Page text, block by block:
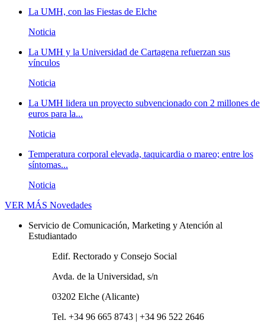
La UMH, con las Fiestas de Elche
Noticia
La UMH y la Universidad de Cartagena refuerzan sus
vínculos
Noticia
La UMH lidera un proyecto subvencionado con 2 millones de
euros para la...
Noticia
Temperatura corporal elevada, taquicardia o mareo; entre los
síntomas...
Noticia
VER MÁS Novedades
Servicio de Comunicación, Marketing y Atención al
Estudiantado
Edif. Rectorado y Consejo Social
Avda. de la Universidad, s/n
03202 Elche (Alicante)
Tel. +34 96 665 8743 | +34 96 522 2646